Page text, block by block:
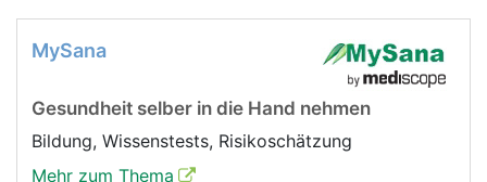
MySana
Gesundheit selber in die Hand nehmen
Bildung, Wissenstests, Risikoschätzung
Mehr zum Thema